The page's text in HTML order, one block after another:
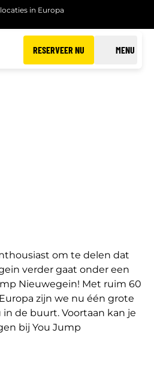
in Europa
RESERVEER NU MENU
om te delen dat
verder gaat onder een
Nieuwegein! Met ruim 60
zijn we nu één grote
de buurt. Voortaan kan je
bij You Jump